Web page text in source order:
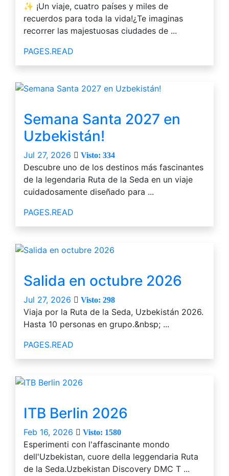
✨ ¡Un viaje, cuatro países y miles de
recuerdos para toda la vida!¿Te imaginas
recorrer las majestuosas ciudades de ...
PAGES.READ
Semana Santa 2027 en
Uzbekistán!
Jul 27, 2026 Visto: 334
Descubre uno de los destinos más fascinantes
de la legendaria Ruta de la Seda en un viaje
cuidadosamente diseñado para ...
PAGES.READ
Salida en octubre 2026
Jul 27, 2026 Visto: 298
Viaja por la Ruta de la Seda, Uzbekistán 2026.
Hasta 10 personas en grupo.&nbsp; ...
PAGES.READ
ITB Berlin 2026
Feb 16, 2026 Visto: 1580
Esperimenti con l'affascinante mondo
dell'Uzbekistan, cuore della leggendaria Ruta
de la Seda.Uzbekistan Discovery DMC T ...